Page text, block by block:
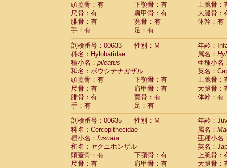
頭蓋骨：有
下顎骨：有
上腕骨：
尺骨：有
肩甲骨：有
大腿骨：
腓骨：有
寛骨：有
体幹：有
手：有
足：有
剖検番号：00633
性別：M
年齢：
科名：Hylobatidae
属名：
種小名： pileatus
亜種小名
和名：ボウシテナガザル
英名：
頭蓋骨：有
下顎骨：有
上腕骨：
尺骨：有
肩甲骨：有
大腿骨：
腓骨：有
寛骨：有
体幹：有
手：有
足：有
剖検番号：00635
性別：M
年齢：
科名：Cercopithecidae
属名：
種小名： fuscata
亜種小名
和名：ヤクニホンザル
英名：
頭蓋骨：有
下顎骨：有
上腕骨：
尺骨：有
肩甲骨：有
大腿骨：